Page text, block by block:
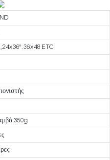
ETC.
350g